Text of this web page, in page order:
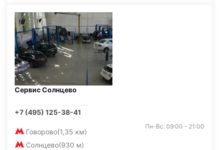
Сервис Солнцево
+7 (495) 125-38-41
Говорово(1,35 км)
Солнцево(930 м)
Пн-Вс: 09:00 - 21:00